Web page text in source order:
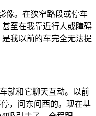
像。在狭窄路段或停车
至在我靠近行人或障碍
我以前的车完全无法提
就和它聊天互动。以前
，问东问西的。现在基